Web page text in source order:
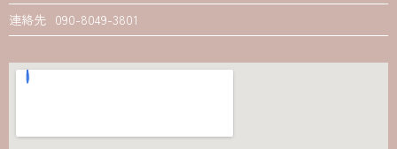
連絡先 090-8049-3801